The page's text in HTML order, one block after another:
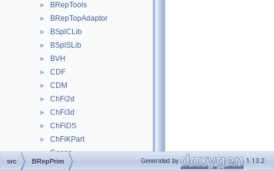
► BRepTools
► BRepTopAdaptor
► BSplCLib
► BSplSLib
► BVH
► CDF
► CDM
► ChFi2d
► ChFi3d
► ChFiDS
► ChFiKPart
► Cocoa
► Contap
src BRepPrim Generated by 1.13.2